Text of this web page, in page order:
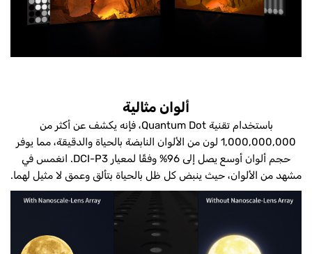
ألوان مثالية
باستخدام تقنية Quantum Dot، فإنه يكشف عن أكثر من
1,000,000,000 لون من الألوان النابضة بالحياة والدقيقة، مما يوفر
حجم ألوان أوسع يصل إلى 96% وفقًا لمعيار DCI-P3. انغمس في
مشهد من الألوان، حيث ينبض كل ظل بالحياة بتألق وعمق لا مثيل لهما.